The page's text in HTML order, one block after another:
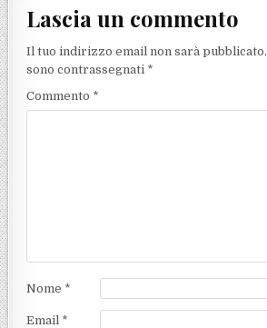
Lascia un commento
Il tuo indirizzo email non sarà pubblicato.
sono contrassegnati *
Commento *
Nome *
Email *